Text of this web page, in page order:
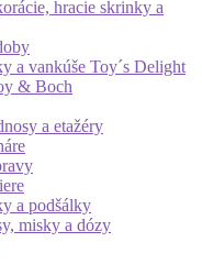
hracie skrinky a
a vankúše Toy´s Delight
& Boch
a etažéry
a podšálky
misky a dózy